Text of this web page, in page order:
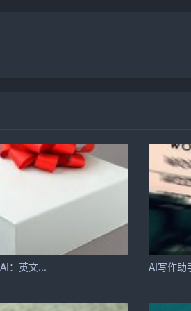
无疑是对文学素养的一种负面影响。
追求效率，忽视了文章质量。导致
。
器可能导致创作者失去独立创新的
：英文... AI写作助